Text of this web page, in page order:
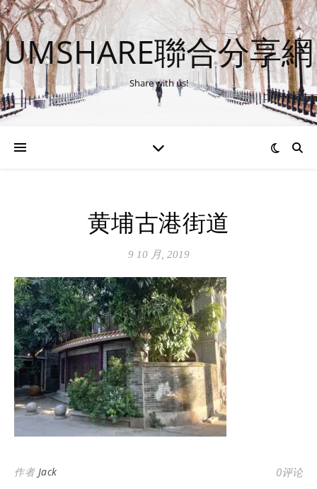
UMSHARE聯合分享網
Share with us!
黄埔古港街道
9 10 月, 2019
作者 Jack 0评论